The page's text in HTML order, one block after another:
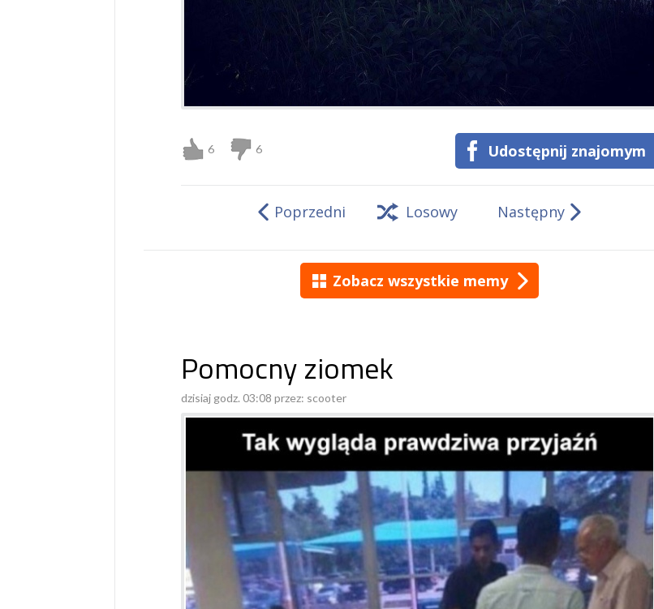
6 6 Udostępnij znajomym
Poprzedni Losowy Następny
Zobacz wszystkie memy
Pomocny ziomek
dzisiaj godz. 03:08 przez: scooter